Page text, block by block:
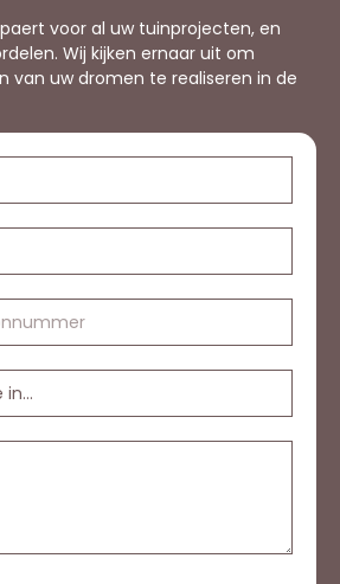
voor al uw tuinprojecten, en
Wij kijken ernaar uit om
van uw dromen te realiseren in de